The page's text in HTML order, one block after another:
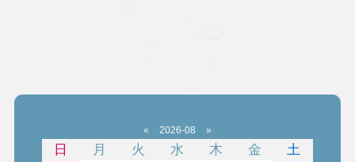
« 2026-08 »
日 月 火 水 木 金
土